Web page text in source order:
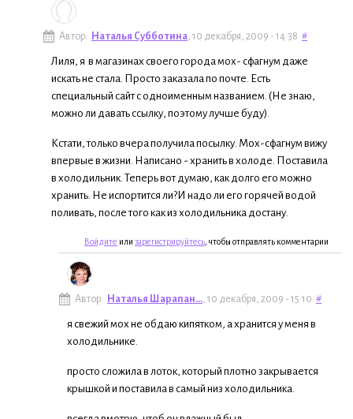
Автор: Наталья Субботина , 10 декабря, 2009 - 14:38 #
Лиля, я в магазинах своего города мох- сфагнум даже
искать не стала. Просто заказала по почте. Есть
специальный сайт с одноименным названием. (Не знаю,
можно ли давать ссылку, поэтому лучше буду).
Кстати, только вчера получила посылку. Мох-сфагнум вижу
впервые в жизни. Написано - хранить в холоде. Поставила
в холодильник. Теперь вот думаю, как долго его можно
хранить. Не испортится ли?И надо ли его горячей водой
поливать, после того как из холодильника достану.
Войдите или зарегистрируйтесь , чтобы отправлять комментарии
Автор: Наталья Шарапан... , 10 декабря, 2009 - 15:10 #
я свежий мох не обдаю кипятком, а хранится у меня в
холодильнике.
просто сложила в лоток, который плотно закрывается
крышкой и поставила в самый низ холодильника.